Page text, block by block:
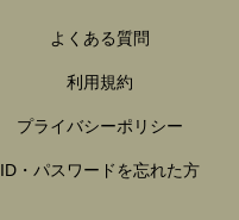
よくある質問
利用規約
プライバシーポリシー
ID・パスワードを忘れた方